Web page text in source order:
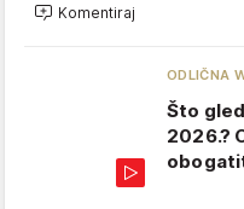
Komentiraj
ODLIČNA
Što
2026.?